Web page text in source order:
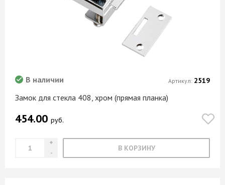
Замок для стекла 408, хром (прямая планка)
В наличии
454.00 руб.
В КОРЗИНУ
Артикул: 2519